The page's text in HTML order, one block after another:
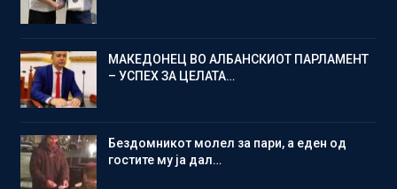
МАКЕДОНЕЦ ВО АЛБАНСКИОТ ПАРЛАМЕНТ
– УСПЕХ ЗА ЦЕЛАТА…
Бездомникот молел за пари, а еден од
гостите му ја дал…